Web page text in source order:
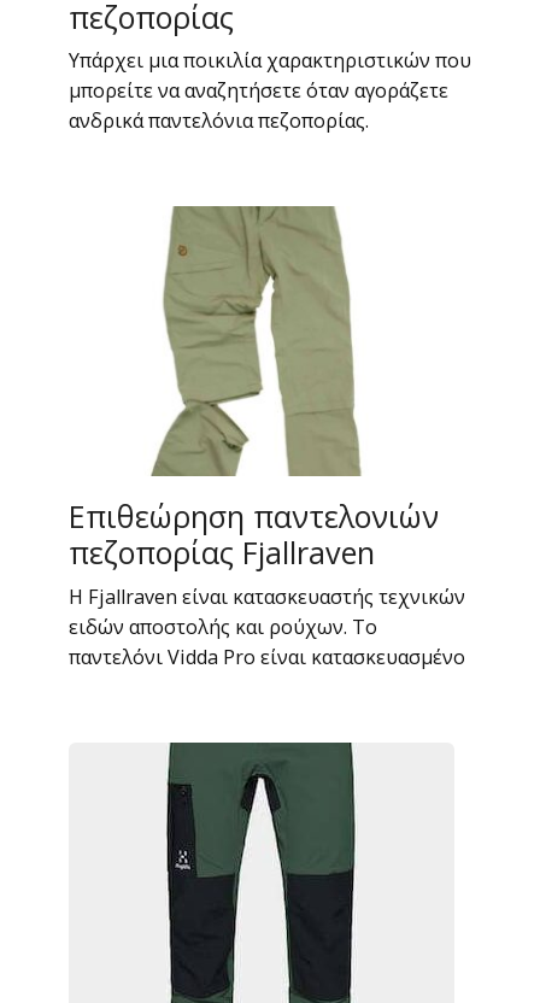
πεζοπορίας
Υπάρχει μια ποικιλία χαρακτηριστικών που
μπορείτε να αναζητήσετε όταν αγοράζετε
ανδρικά παντελόνια πεζοπορίας.
Επιθεώρηση παντελονιών
πεζοπορίας Fjallraven
Η Fjallraven είναι κατασκευαστής τεχνικών
ειδών αποστολής και ρούχων. Το
παντελόνι Vidda Pro είναι κατασκευασμένο